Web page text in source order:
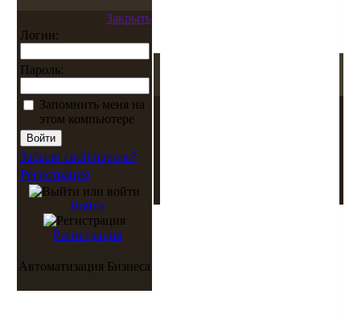
Закрыть
Логин:
Пароль:
Запомнить меня на
этом компьютере
Забыли свой пароль?
Регистрация
Войти
Регистрация
Автоматизация Бизнеса